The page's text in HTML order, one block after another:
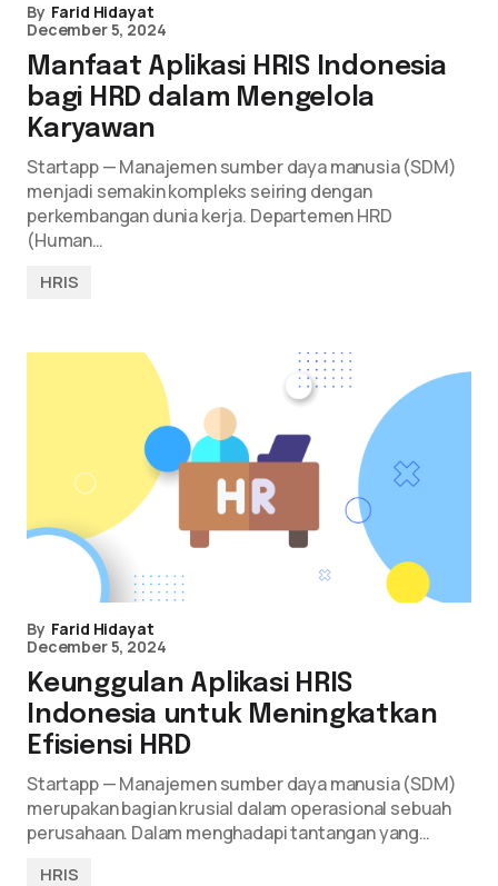
By Farid Hidayat
December 5, 2024
Manfaat Aplikasi HRIS Indonesia
bagi HRD dalam Mengelola
Karyawan
Startapp — Manajemen sumber daya manusia (SDM)
menjadi semakin kompleks seiring dengan
perkembangan dunia kerja. Departemen HRD
(Human…
HRIS
By Farid Hidayat
December 5, 2024
Keunggulan Aplikasi HRIS
Indonesia untuk Meningkatkan
Efisiensi HRD
Startapp — Manajemen sumber daya manusia (SDM)
merupakan bagian krusial dalam operasional sebuah
perusahaan. Dalam menghadapi tantangan yang…
HRIS